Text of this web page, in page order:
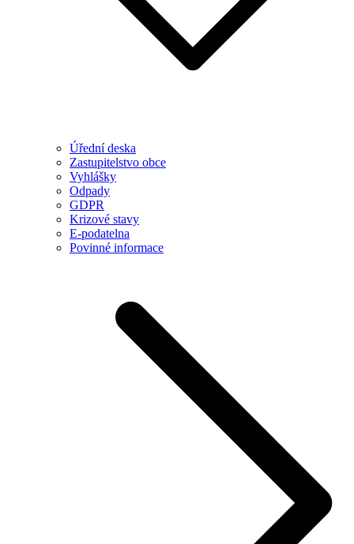
Úřední deska
Zastupitelstvo obce
Vyhlášky
Odpady
GDPR
Krizové stavy
E-podatelna
Povinné informace